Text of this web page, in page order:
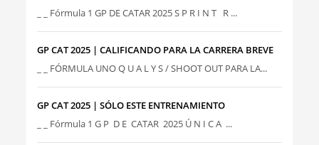
_ _ Fórmula 1 GP DE CATAR 2025 S P R I N T R ...
GP CAT 2025 | CALIFICANDO PARA LA CARRERA BREVE
_ _ FÓRMULA UNO Q U A L Y S / SHOOT OUT PARA LA...
GP CAT 2025 | SÓLO ESTE ENTRENAMIENTO
_ _ Fórmula 1 G P D E CATAR 2025 Ú N I C A ...